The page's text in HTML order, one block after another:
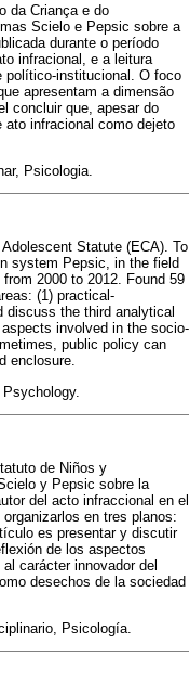
da Criança e do
Scielo e Pepsic sobre a
durante o período
infracional, e a leitura
político-institucional. O foco
apresentam a dimensão
concluir que, apesar do
infracional como dejeto
Psicologia.
Statute (ECA). To
system Pepsic, in the field
2000 to 2012. Found 59
(1) practical-
discuss the third analytical
involved in the socio-
public policy can
enclosure.
de Niños y
y Pepsic sobre la
del acto infraccional en el
en tres planos:
es presentar y discutir
de los aspectos
carácter innovador del
desechos de la sociedad
Psicología.